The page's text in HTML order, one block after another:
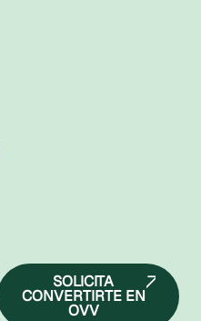
SOLICITA
CONVERTIRTE EN
OVV